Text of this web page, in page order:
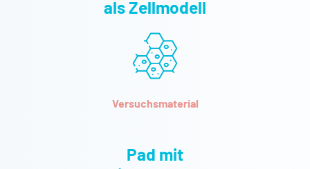
als auch als PMA-differenzierte Zellen verwendet.
als Zellmodell
Versuchsmaterial
Pad mit